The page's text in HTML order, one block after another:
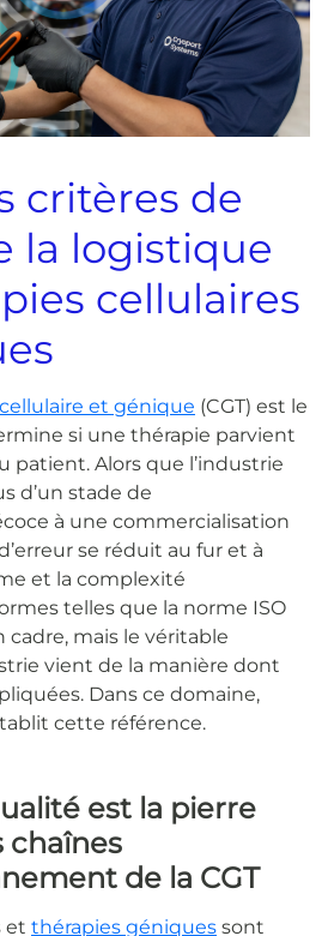
critères de
la logistique
cellulaires
et génique (CGT) est le
si une thérapie parvient
patient. Alors que l’industrie
d’un stade de
à une commercialisation
se réduit au fur et à
et la complexité
telles que la norme ISO
cadre, mais le véritable
vient de la manière dont
Dans ce domaine,
cette référence.
est la pierre
chaînes
de la CGT
et thérapies géniques sont